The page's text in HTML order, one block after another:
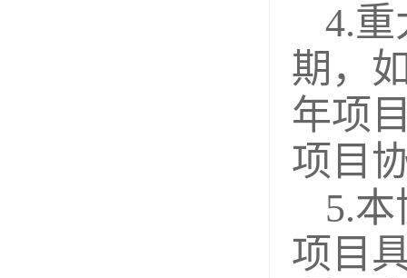
4.
期，
年项
项目
5.
项目